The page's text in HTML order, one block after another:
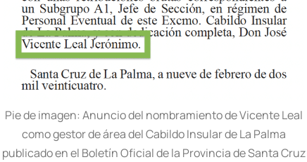
Pie de imagen: Anuncio del nombramiento de Vicente Leal
como gestor de área del Cabildo Insular de La Palma
publicado en el Boletín Oficial de la Provincia de Santa Cruz